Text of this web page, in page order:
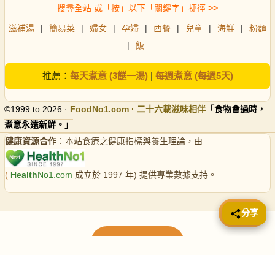
搜尋全站 或「按」以下「關鍵字」捷徑 >>
滋補湯 | 簡易菜 | 婦女 | 孕婦 | 西餐 | 兒童 | 海鮮 |
粉麵
|
飯
推薦： 每天煮意 (3餸一湯)| 每週煮意 (每週5天)
©1999 to 2026 · FoodNo1.com · 二十六載滋味相伴 「食物會過時，
煮意永遠新鮮。」
健康資源合作 ：本站食療之健康指標與養生理論，由
( HealthNo1.com 成立於 1997 年) 提供專業數據支持。
📤 分享
分享